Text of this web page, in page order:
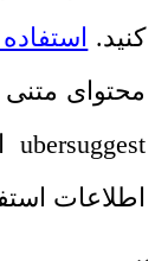
کنید.
محتوای متنی
ubersuggest
اطلاعات